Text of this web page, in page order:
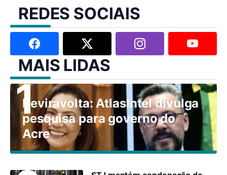
REDES SOCIAIS
MAIS LIDAS
Reviravolta: AtlasIntel divulga
pesquisa para governo do
Acre